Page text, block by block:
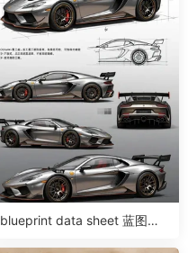
blueprint data sheet 蓝图数